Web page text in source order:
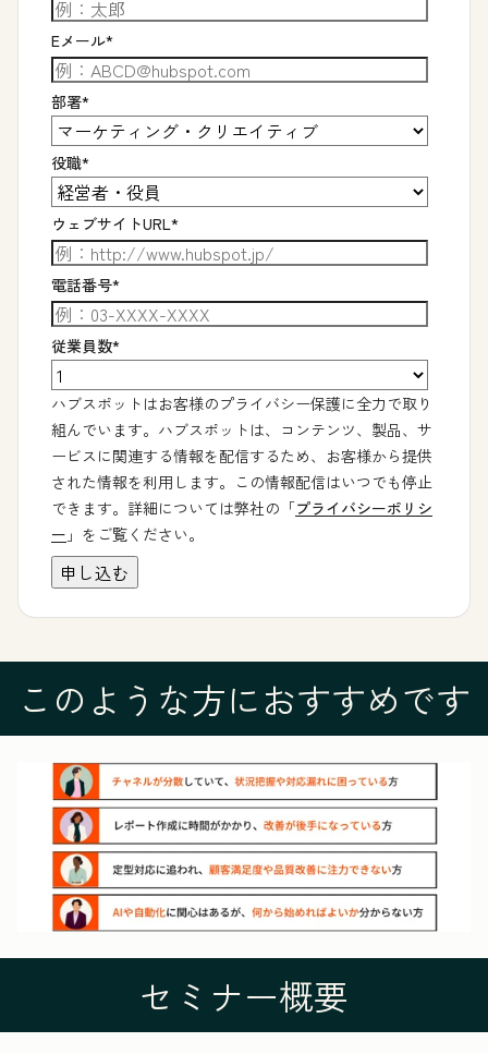
Eメール*
部署*
役職*
ウェブサイトURL*
電話番号*
従業員数*
ハブスポットはお客様のプライバシー保護に全力で取り
組んでいます。ハブスポットは、コンテンツ、製品、サ
ービスに関連する情報を配信するため、お客様から提供
された情報を利用します。この情報配信はいつでも停止
できます。詳細については弊社の「プライバシーポリシ
ー 」をご覧ください。
このような方におすすめです
セミナー概要